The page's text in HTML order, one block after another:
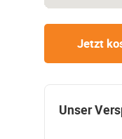
Jetzt
Unser